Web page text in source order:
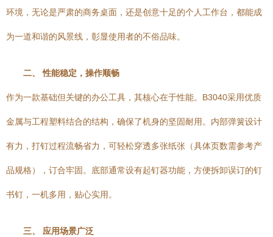
环境，无论是严肃的商务桌面，还是创意十足的个人工作台，都能成
为一道和谐的风景线，彰显使用者的不俗品味。
二、 性能稳定，操作顺畅
作为一款基础但关键的办公工具，其核心在于性能。B3040采用优质
金属与工程塑料结合的结构，确保了机身的坚固耐用。内部弹簧设计
有力，打钉过程流畅省力，可轻松穿透多张纸张（具体页数需参考产
品规格），订合牢固。底部通常设有起钉器功能，方便拆卸误订的钉
书钉，一机多用，贴心实用。
三、 应用场景广泛